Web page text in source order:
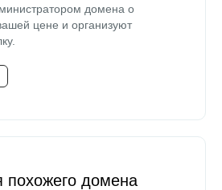
домена о
цене и организуют
похожего домена